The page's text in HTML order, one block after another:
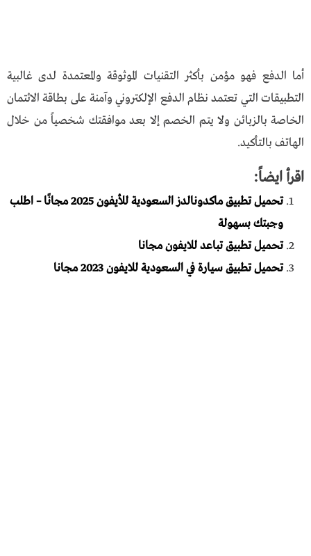
أما الدفع فهو مؤمن بأكثر التقنيات الموثوقة والمعتمدة لدى غالبية
التطبيقات التي تعتمد نظام الدفع الإلكتروني وآمنة على بطاقة الائتمان
الخاصة بالزبائن ولا يتم الخصم إلا بعد موافقتك شخصياً من خلال
الهاتف بالتأكيد.
اقرأ ايضاً:
تحميل تطبيق ماكدونالدز السعودية للأيفون 2025 مجانًا – اطلب
وجبتك بسهولة
تحميل تطبيق تباعد للايفون مجانا
تحميل تطبيق سيارة في السعودية للايفون 2023 مجانا